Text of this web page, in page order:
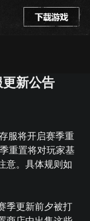
新公告
服将开启赛季重
重置将对玩家基
意。具体规则如
季更新前夕被打